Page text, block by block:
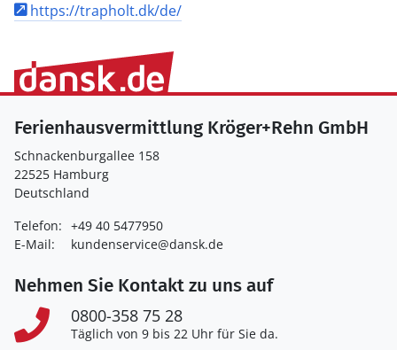
https://trapholt.dk/de/
Ferienhausvermittlung Kröger+Rehn GmbH
Schnackenburgallee 158
22525 Hamburg
Deutschland
Telefon: +49 40 5477950
E-Mail:
kundenservice@dansk.de
Nehmen Sie Kontakt zu uns auf
0800-358 75 28
Täglich von 9 bis 22 Uhr für Sie da.